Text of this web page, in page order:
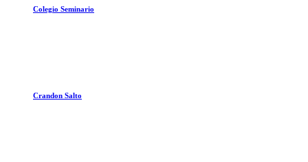
Colegio Seminario
Crandon Salto